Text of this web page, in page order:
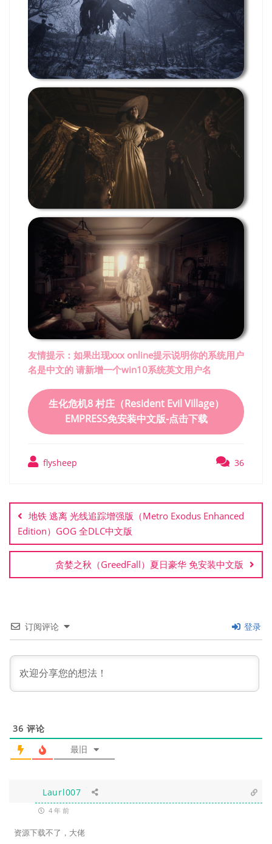
友情提示：如果出现xxx online提示说明你的系统用户
名是中文的 请新增一个win10系统英文用户名
生化危机8 村庄（Resident Evil Village）
EMPRESS免安装中文版-点击下载
flysheep 36
章
导
航
地铁 逃离 光线追踪增强版（Metro Exodus Enhanced
Edition）GOG 全DLC中文版
贪婪之秋（GreedFall）夏日豪华 免安装中文版
订阅评论 登录
36 评论
最旧
Laurl007
4 年 前
资源下载不了，大佬